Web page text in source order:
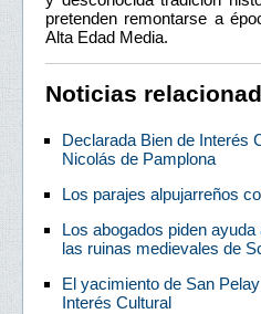
pretenden remontarse a
Alta Edad Media.
Noticias
Declarada Bien de Interés
Nicolás de Pamplona
Los parajes alpujarreños
Los abogados piden
las ruinas medievales de
El yacimiento de San
Interés Cultural